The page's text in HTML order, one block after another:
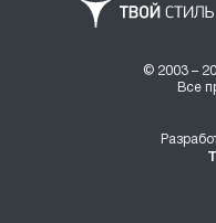
© 2003 –
Все